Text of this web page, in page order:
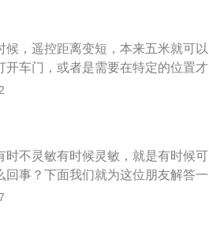
现故障，导致天线无法接收信号或
锁开锁功能受到影响，解决办法就
有如果汽车智能钥匙无法解锁车门，
A6L无钥匙进入失灵的有以下几种
为了保证车辆正常使用，会暂时关
2、钥匙电量不足或钥匙本身出现
断； 3、信号干扰，因系统工作
输。当外界对信号进行干扰或屏蔽
，遥控距离变短，本来五米就可以
车门，或者是需要在特定的位置才
原因导致： 第一种原因，遥控钥匙
灯会亮，但是不代表钥匙电池电量
换电池。第二种原因，遥控器本身
遥控器。第三种原因，车辆的遥控
到信号，造成不灵敏。第四种原
的遥控钥匙的不灵敏。
不灵敏有时候灵敏，就是有时候可
回事？下面我们就为这位朋友解答一
解决。 首先我们的汽车钥匙是由发